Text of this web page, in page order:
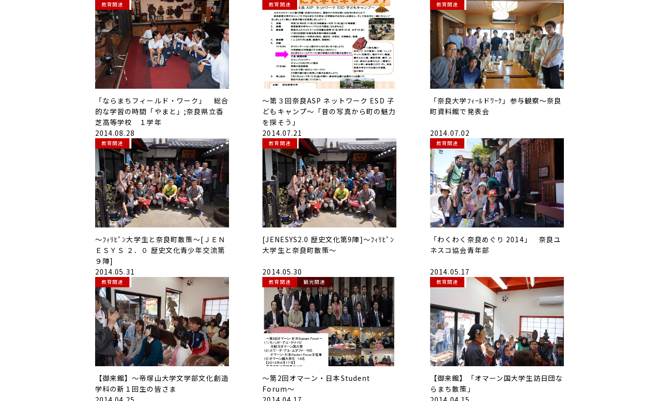
教育関連
「ならまちフィールド・ワーク」 総合
的な学習の時間「やまと」;奈良県立香
芝高等学校 １学年
2014.08.28
教育関連
～第３回奈良ASP ネットワーク ESD 子
どもキャンプ～「昔の写真から町の魅力
を探そう」
2014.07.21
教育関連
「奈良大学ﾌｨｰﾙドﾜｰｸ」参与観察～奈良
町資料館で発表会
2014.07.02
教育関連
～ﾌｨﾘﾋﾟﾝ大学生と奈良町散策～[ＪＥＮ
ＥＳＹＳ ２．０ 歴史文化青少年交流第
９陣]
2014.05.31
教育関連
[JENESYS2.0 歴史文化第9陣]～ﾌｨﾘﾋﾟﾝ
大学生と奈良町散策～
2014.05.30
教育関連
「わくわく奈良めぐり 2014」 奈良ユ
ネスコ協会青年部
2014.05.17
教育関連
【御来館】～帝塚山大学文学部文化創造
学科の新１回生の皆さま
教育関連 観光関連
～第2回オマーン・日本Student
Forum～
教育関連
【御来館】「オマーン国大学生訪日団な
らまち散策」